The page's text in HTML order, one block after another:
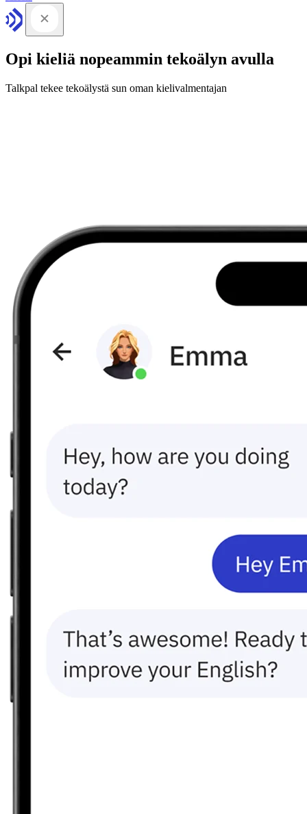
Opi kieliä nopeammin tekoälyn avulla
Talkpal tekee tekoälystä sun oman kielivalmentajan